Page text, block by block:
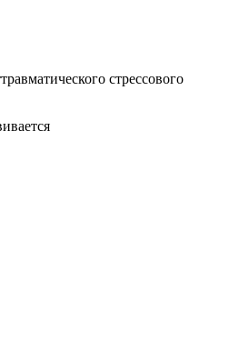
стрессового